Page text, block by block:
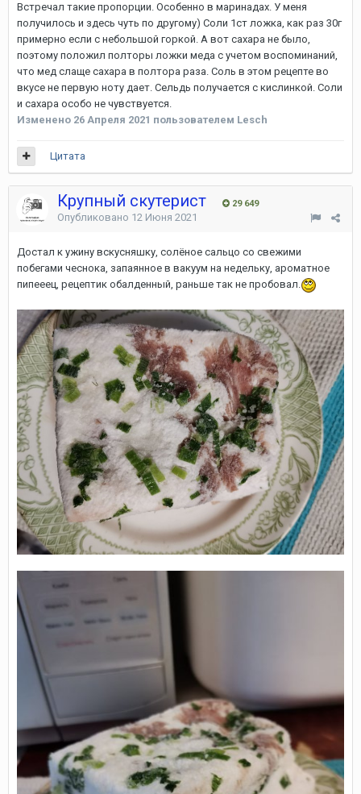
Встречал такие пропорции. Особенно в маринадах. У меня
получилось и здесь чуть по другому) Соли 1ст ложка, как раз 30г
примерно если с небольшой горкой. А вот сахара не было,
поэтому положил полторы ложки меда с учетом воспоминаний,
что мед слаще сахара в полтора раза. Соль в этом рецепте во
вкусе не первую ноту дает. Сельдь получается с кислинкой. Соли
и сахара особо не чувствуется.
Изменено 26 Апреля 2021 пользователем Lesch
Цитата
Крупный скутерист 29 649
Опубликовано 12 Июня 2021
Достал к ужину вскусняшку, солёное сальцо со свежими
побегами чеснока, запаянное в вакуум на недельку, ароматное
пипееец, рецептик обалденный, раньше так не пробовал.